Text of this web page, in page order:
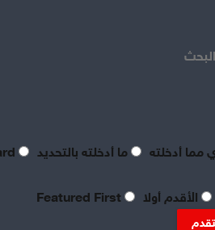
البحث
مما أدخلته ما أدخلته بالتحديد
الأقدم أولا
تعقيبٌ
الصناعي نور